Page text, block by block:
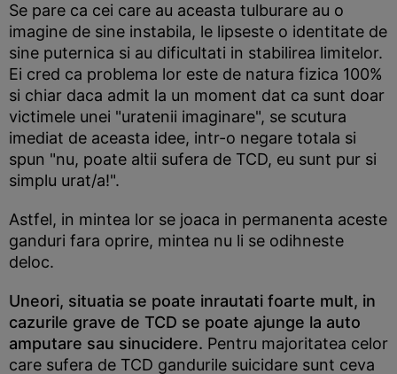
Se pare ca cei care au aceasta tulburare au o
imagine de sine instabila, le lipseste o identitate de
sine puternica si au dificultati in stabilirea limitelor.
Ei cred ca problema lor este de natura fizica 100%
si chiar daca admit la un moment dat ca sunt doar
victimele unei "uratenii imaginare", se scutura
imediat de aceasta idee, intr-o negare totala si
spun "nu, poate altii sufera de TCD, eu sunt pur si
simplu urat/a!".
Astfel, in mintea lor se joaca in permanenta aceste
ganduri fara oprire, mintea nu li se odihneste
deloc.
Uneori, situatia se poate inrautati foarte mult, in
cazurile grave de TCD se poate ajunge la auto
amputare sau sinucidere. Pentru majoritatea celor
care sufera de TCD gandurile suicidare sunt ceva